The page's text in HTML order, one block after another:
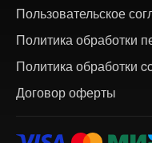
Пользовательское
Политика обработки
Политика обработки
Договор оферты